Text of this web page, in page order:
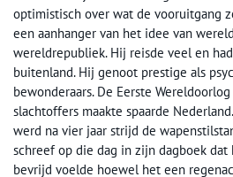
optimistisch over wat de vooruitgang
een aanhanger van het idee van
wereldrepubliek. Hij reisde veel en
buitenland. Hij genoot prestige als
bewonderaars. De Eerste
slachtoffers maakte spaarde
werd na vier jaar strijd de
schreef op die dag in zijn dagboek
bevrijd voelde hoewel het een